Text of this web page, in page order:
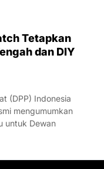
Tetapkan
dan DIY
(DPP) Indonesia
mengumumkan
untuk Dewan